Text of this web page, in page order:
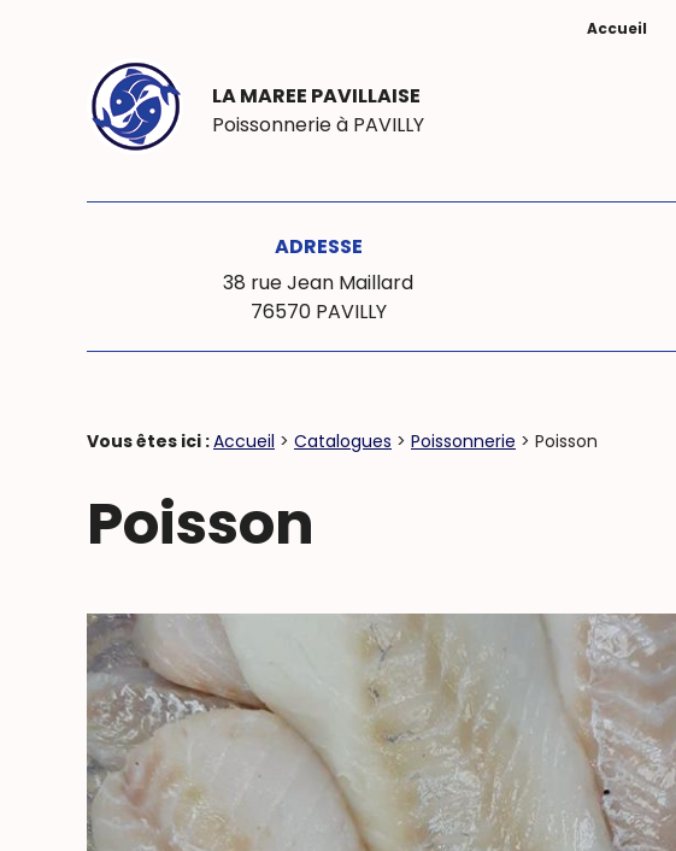
Accueil
LA MAREE PAVILLAISE
Poissonnerie à PAVILLY
ADRESSE
38 rue Jean Maillard
76570 PAVILLY
Vous êtes ici :Accueil > Catalogues > Poissonnerie > Poisson
Poisson